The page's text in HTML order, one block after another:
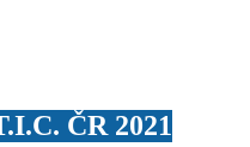
ČR 2021